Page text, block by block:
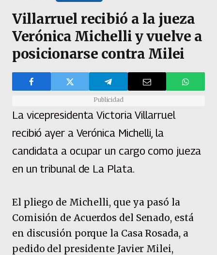
Villarruel recibió a la jueza
Verónica Michelli y vuelve a
posicionarse contra Milei
Publicidad
La vicepresidenta Victoria Villarruel
recibió ayer a Verónica Michelli, la
candidata a ocupar un cargo como jueza
en un tribunal de La Plata.
El pliego de Michelli, que ya pasó la
Comisión de Acuerdos del Senado, está
en discusión porque la Casa Rosada, a
pedido del presidente Javier Milei,